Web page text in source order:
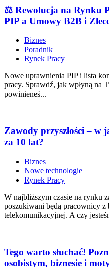
⚖️ Rewolucja na Rynku
PIP a Umowy B2B i
Biznes
Poradnik
Rynek Pracy
Nowe uprawnienia PIP i lista
pracy. Sprawdź, jak wpłyną na
powinieneś...
Zawody przyszłości – w
za 10 lat?
Biznes
Nowe technologie
Rynek Pracy
W najbliższym czasie na rynku
poszukiwani będą pracownicy
telekomunikacyjnej. A czy
Tego warto słuchać!
osobistym, biznesie i